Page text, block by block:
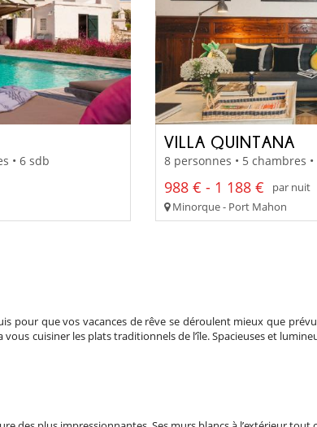
• 6 sdb
VILLA QUINTANA
8 personnes • 5 chambres
988 € - 1 188 €
par nuit
Minorque - Port Mahon
pour que vos vacances de rêve se déroulent mieux que
cuisiner les plats traditionnels de l’île. Spacieuses et